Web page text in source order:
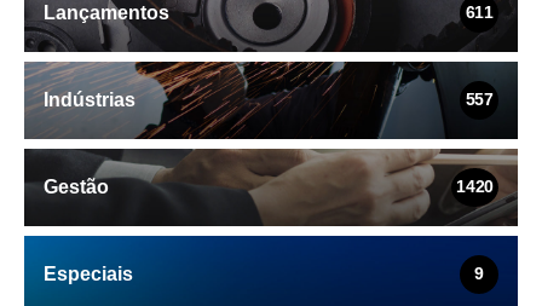
Lançamentos 611
Indústrias 557
Gestão 1420
Especiais 9